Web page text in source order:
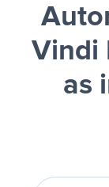
Vindi
as